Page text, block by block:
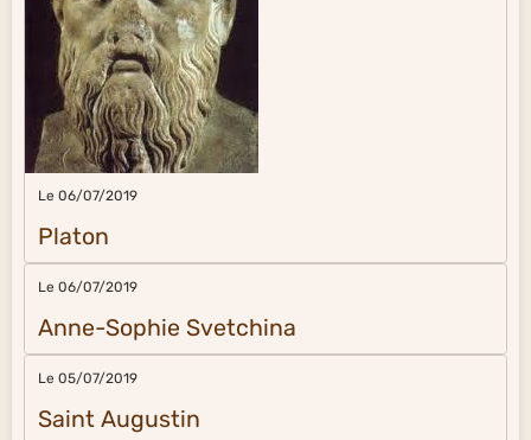
Le 06/07/2019
Platon
Le 06/07/2019
Anne-Sophie Svetchina
Le 05/07/2019
Saint Augustin